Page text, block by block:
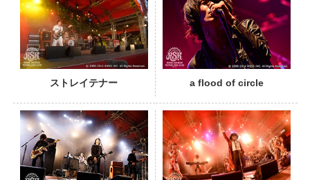
ストレイテナー a flood of circle
PHOTO